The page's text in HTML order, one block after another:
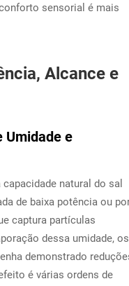
sensorial é mais
Alcance e
Umidade e
natural do sal
de baixa potência ou
captura partículas
dessa umidade, os
demonstrado
é várias ordens de